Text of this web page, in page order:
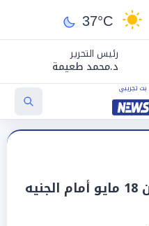
37°C
رئيس التحرير
د.محمد طعيمة